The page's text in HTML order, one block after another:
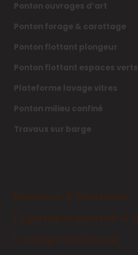
Ponton ouvrages d’art
Ponton forage & carottage
Ponton flottant plongeur
Ponton flottant espaces verts
Plateforme lavage vitres
Ponton milieu confiné
Travaux sur barge